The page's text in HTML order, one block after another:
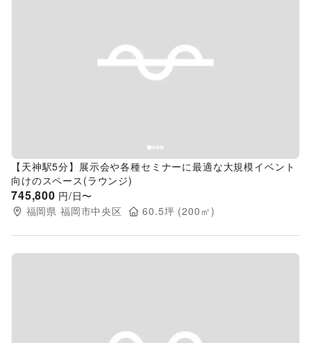
Previous slide
【天神駅5分】展示会や各種セミナーに最適な大規模イベント
向けのスペース(ラウンジ)
745,800 円/日〜
福岡県 福岡市中央区 60.5坪 (200 ㎡)